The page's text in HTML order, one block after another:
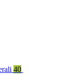
40